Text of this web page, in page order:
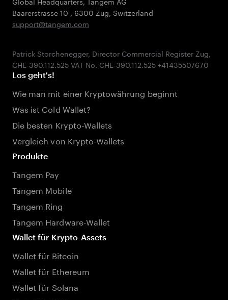
Baarerstrasse 10 , 6300 Zug, Switzerland
support@tangem.com
Patrick Storchenegger, Director Commercial Register Zug,
Los geht's!
Wie man mit einer Kryptowährung beginnt
Was ist Cold Wallet?
Die besten Krypto-Wallets
Vergleich von Krypto-Wallets
Produkte
Tangem Pay
Tangem Mobile
Tangem Ring
Tangem Hardware-Wallet
Wallet für Krypto-Assets
Wallet für Bitcoin
Wallet für Ethereum
Wallet für Solana